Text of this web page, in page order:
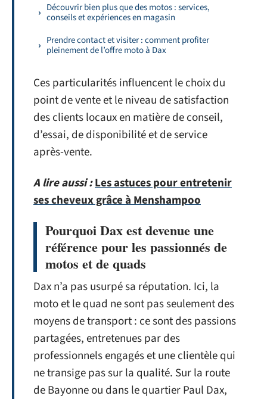
Découvrir bien plus que des motos : services,
conseils et expériences en magasin
Prendre contact et visiter : comment profiter
pleinement de l’offre moto à Dax
Ces particularités influencent le choix du
point de vente et le niveau de satisfaction
des clients locaux en matière de conseil,
d’essai, de disponibilité et de service
après-vente.
A lire aussi :Les astuces pour entretenir
ses cheveux grâce à Menshampoo
Pourquoi Dax est devenue une
référence pour les passionnés de
motos et de quads
Dax n’a pas usurpé sa réputation. Ici, la
moto et le quad ne sont pas seulement des
moyens de transport : ce sont des passions
partagées, entretenues par des
professionnels engagés et une clientèle qui
ne transige pas sur la qualité. Sur la route
de Bayonne ou dans le quartier Paul Dax,